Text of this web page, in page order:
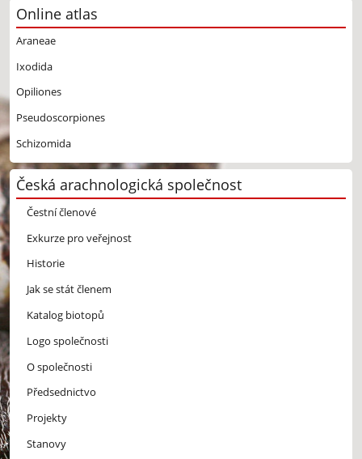
Online atlas
Araneae
Ixodida
Opiliones
Pseudoscorpiones
Schizomida
Česká arachnologická společnost
Čestní členové
Exkurze pro veřejnost
Historie
Jak se stát členem
Katalog biotopů
Logo společnosti
O společnosti
Předsednictvo
Projekty
Stanovy